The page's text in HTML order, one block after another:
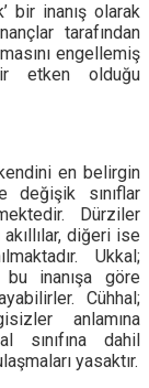
bir inanış olarak
tarafından
engellemiş
etken olduğu
en belirgin
sınıflar
Dürziler
akıllılar, diğeri ise
Ukkal;
bu inanışa göre
Cühhal;
anlamına
sınıfına dahil
yasaktır.